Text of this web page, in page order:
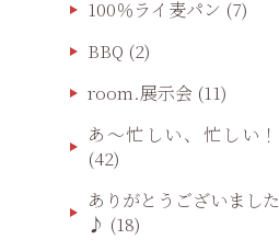
100％ライ麦パン (7)
BBQ (2)
room.展示会 (11)
あ〜忙しい、忙しい！
(42)
ありがとうございました
♪ (18)